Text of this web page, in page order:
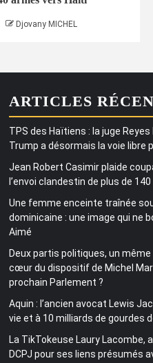
Djovany MICHEL
ARTICLES
TPS des Haïtiens : la juge
Trump a désormais la voie libre
Jean Robert Casimir plaide
l’envoi clandestin de plus de
Une femme enceinte traînée
dominicaine : une image qui ne
Aimé
Deux partis politiques, un
cœur du dispositif de Michel
prochain Parlement ?
Aquin : l’ancien avocat Lewis
vie et à 10 milliards de gourdes
La TikTokeuse Laury Lacombe,
DCPJ pour ses liens présumés